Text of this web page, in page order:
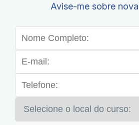
Avise-me sobre